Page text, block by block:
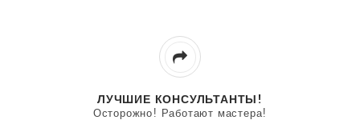
ЛУЧШИЕ КОНСУЛЬТАНТЫ!
Осторожно! Работают мастера!